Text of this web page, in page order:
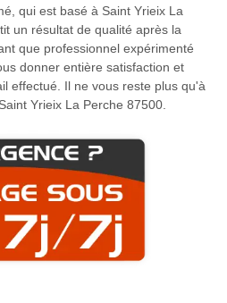
qui est basé à Saint Yrieix La
un résultat de qualité après la
que professionnel expérimenté
donner entière satisfaction et
effectué. Il ne vous reste plus qu'à
Yrieix La Perche 87500.